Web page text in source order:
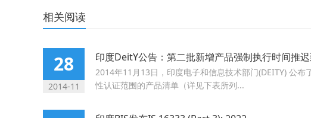
相关阅读
28
2014-11
印度DeitY公告：第二批新增产品强制执行时间推
2014年11月13日，印度电子和信息技术部门(DEITY) 公布
性认证范围的产品清单（详见下表所列...